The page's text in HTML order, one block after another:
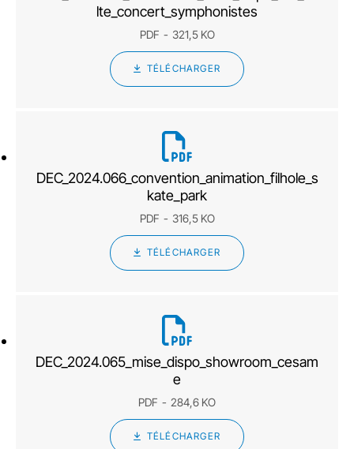
lte_concert_symphonistes
PDF 321,5 KO
TÉLÉCHARGER
DEC_2024.066_convention_animation_filhole_s
kate_park
PDF 316,5 KO
TÉLÉCHARGER
DEC_2024.065_mise_dispo_showroom_cesam
e
PDF 284,6 KO
TÉLÉCHARGER